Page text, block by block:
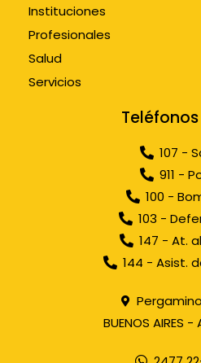
Instituciones
Profesionales
Salud
Servicios
107 -
911 -
100 -
103 -
147 - At.
144 - Asist.
BUENOS AIRES -